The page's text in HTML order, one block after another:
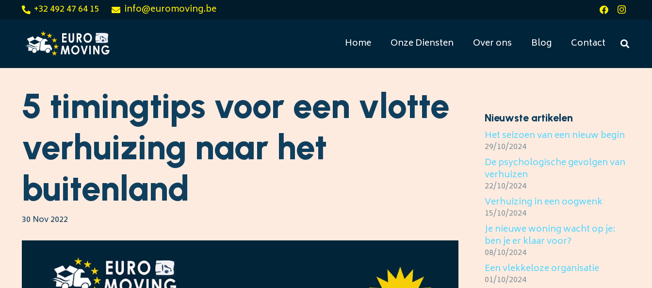
+32 492 47 64 15 info@euromoving.be
Home Onze Diensten Over ons Blog Contact
5 timingtips voor een vlotte
verhuizing naar het
buitenland
30 Nov 2022
Nieuwste artikelen
Het seizoen van een nieuw begin
29/10/2024
De psychologische gevolgen van
verhuizen
22/10/2024
Verhuizing in een oogwenk
15/10/2024
Je nieuwe woning wacht op je:
ben je er klaar voor?
08/10/2024
Een vlekkeloze organisatie
01/10/2024